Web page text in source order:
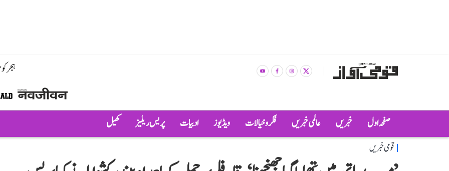
ہجر
صفحہ اول خبریں عالمی خبریں فکر و خیالات ویڈیوز ادبیات پریس ریلیز کھیل
قومی خبریں